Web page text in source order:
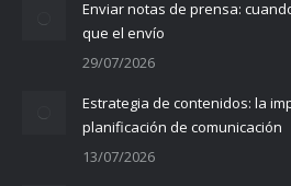
Enviar notas de prensa:
que el envío
29/07/2026
Estrategia de contenidos: la
planificación de comunicación
13/07/2026